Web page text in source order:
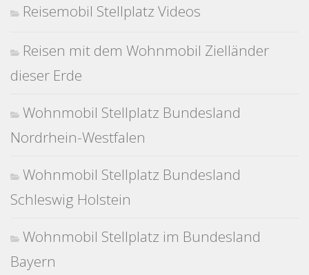
Reisemobil Stellplatz Videos
Reisen mit dem Wohnmobil Zielländer
dieser Erde
Wohnmobil Stellplatz Bundesland
Nordrhein-Westfalen
Wohnmobil Stellplatz Bundesland
Schleswig Holstein
Wohnmobil Stellplatz im Bundesland
Bayern